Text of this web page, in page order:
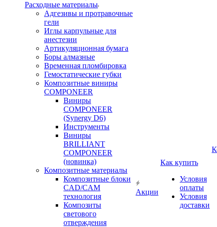
Расходные материалы
Адгезивы и протравочные
гели
Иглы карпульные для
анестезии
Артикуляционная бумага
Боры алмазные
Временная пломбировка
Гемостатические губки
Композитные виниры
COMPONEER
Виниры
COMPONEER
(Synergy D6)
Инструменты
Виниры
BRILLIANT
COMPONEER
(новинка)
Композитные материалы
Композитные блоки
CAD/СAM
технология
Композиты
светового
отверждения
Акции
Как купить
Условия
оплаты
Условия
доставки